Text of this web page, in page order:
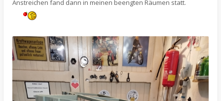
Anstreichen fand dann in meinen beengten Räumen statt.